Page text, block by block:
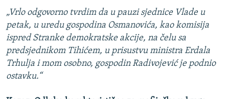
„Vrlo odgovorno tvrdim da u pauzi sjednice Vlade u
petak, u uredu gospodina Osmanovića, kao komisija
ispred Stranke demokratske akcije, na čelu sa
predsjednikom Tihićem, u prisustvu ministra Erdala
Trhulja i mom osobno, gospodin Radivojević je podnio
ostavku.“